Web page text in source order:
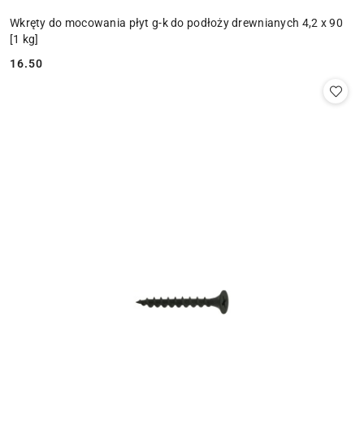
Wkręty do mocowania płyt g-k do podłoży drewnianych 4,2 x 90
[1 kg]
Cena:
16.50